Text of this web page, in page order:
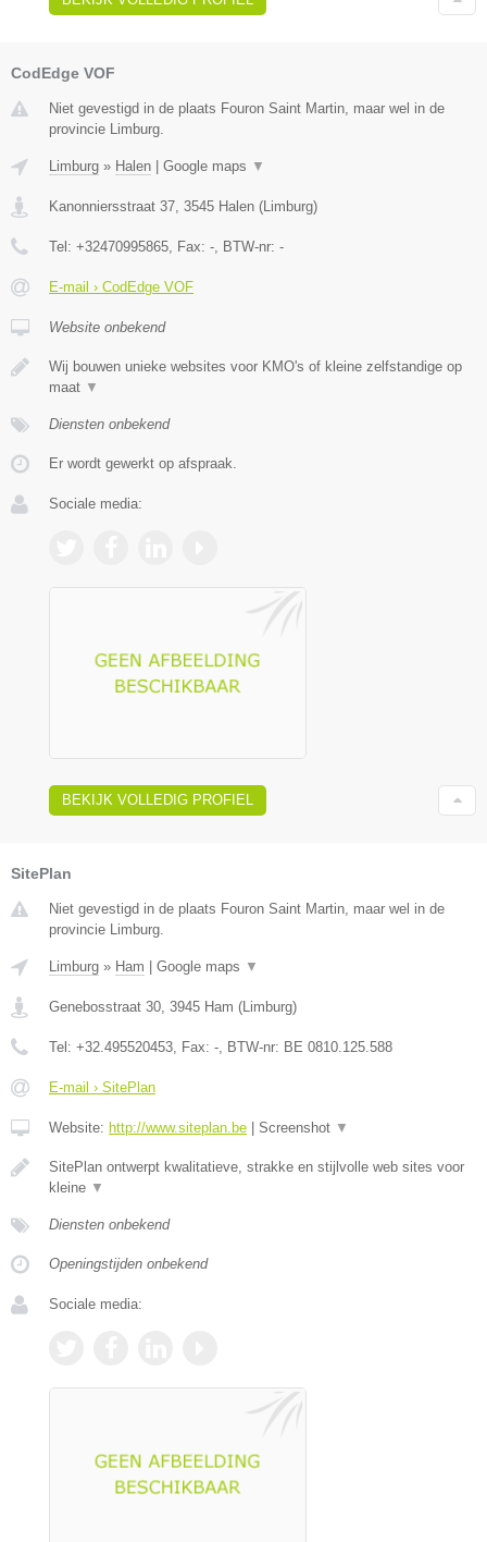
CodEdge VOF
Niet gevestigd in de plaats Fouron Saint Martin, maar wel in de
provincie Limburg.
Limburg » Halen | Google maps ▼
Kanonniersstraat 37 3545 Halen (Limburg)
Tel: +32470995865 , Fax: - , BTW-nr: -
E-mail › CodEdge VOF
Website onbekend
Wij bouwen unieke websites voor KMO's of kleine zelfstandige op
maat ▼
Diensten onbekend
Er wordt gewerkt op afspraak.
Sociale media:
BEKIJK VOLLEDIG PROFIEL
SitePlan
Niet gevestigd in de plaats Fouron Saint Martin, maar wel in de
provincie Limburg.
Limburg » Ham Google maps ▼
Genebosstraat 30, 3945 Ham (Limburg)
Tel: +32.495520453, Fax: -, BTW-nr: BE 0810.125.588
E-mail › SitePlan
Website: http://www.siteplan.be Screenshot ▼
SitePlan ontwerpt kwalitatieve, strakke en stijlvolle web sites voor
kleine ▼
Diensten onbekend
Openingstijden onbekend
Sociale media: